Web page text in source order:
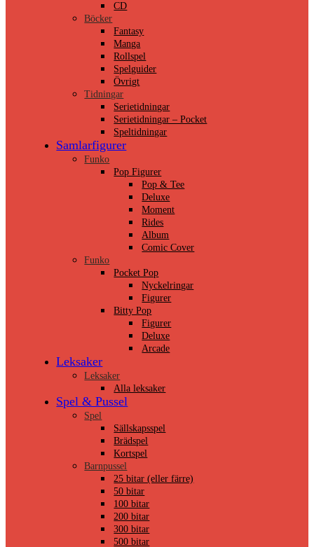
CD
Böcker
Fantasy
Manga
Rollspel
Spelguider
Övrigt
Tidningar
Serietidningar
Serietidningar – Pocket
Speltidningar
Samlarfigurer
Funko
Pop Figurer
Pop & Tee
Deluxe
Moment
Rides
Album
Comic Cover
Funko
Pocket Pop
Nyckelringar
Figurer
Bitty Pop
Figurer
Deluxe
Arcade
Leksaker
Leksaker
Alla leksaker
Spel & Pussel
Spel
Sällskapsspel
Brädspel
Kortspel
Barnpussel
25 bitar (eller färre)
50 bitar
100 bitar
200 bitar
300 bitar
500 bitar